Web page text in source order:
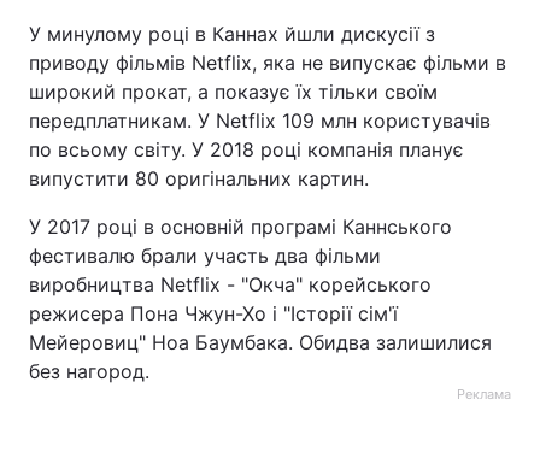
У минулому році в Каннах йшли дискусії з
приводу фільмів Netflix, яка не випускає фільми в
широкий прокат, а показує їх тільки своїм
передплатникам. У Netflix 109 млн користувачів
по всьому світу. У 2018 році компанія планує
випустити 80 оригінальних картин.
У 2017 році в основній програмі Каннського
фестивалю брали участь два фільми
виробництва Netflix - "Окча" корейського
режисера Пона Чжун-Хо і "Історії сім'ї
Мейеровиц" Ноа Баумбака. Обидва залишилися
без нагород.
Реклама